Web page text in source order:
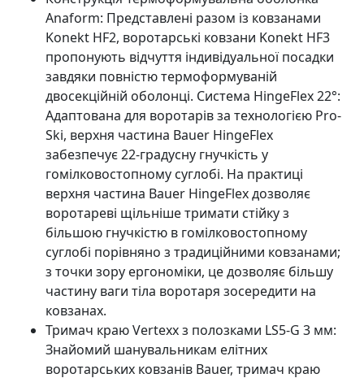
Anaform: Представлені разом із ковзанами
Konekt HF2, воротарські ковзани Konekt HF3
пропонують відчуття індивідуальної посадки
завдяки повністю термоформуваній
двосекційній оболонці. Система HingeFlex 22°:
Адаптована для воротарів за технологією Pro-
Ski, верхня частина Bauer HingeFlex
забезпечує 22-градусну гнучкість у
гомілковостопному суглобі. На практиці
верхня частина Bauer HingeFlex дозволяє
воротареві щільніше тримати стійку з
більшою гнучкістю в гомілковостопному
суглобі порівняно з традиційними ковзанами;
з точки зору ергономіки, це дозволяє більшу
частину ваги тіла воротаря зосередити на
ковзанах.
Тримач краю Vertexx з полозками LS5-G 3 мм:
Знайомий шанувальникам елітних
воротарських ковзанів Bauer, тримач краю